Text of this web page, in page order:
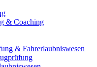
& Coaching
& Fahrerlaubniswesen